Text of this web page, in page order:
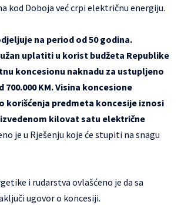
kod Doboja već crpi električnu energiju.
na period od 50 godina.
uplatiti u korist budžeta Republike
koncesionu naknadu za ustupljeno
700.000 KM. Visina koncesione
korišćenja predmeta koncesije iznosi
kilovat satu električne
je u Rješenju koje će stupiti na snagu
i rudarstva ovlašćeno je da sa
ugovor o koncesiji.